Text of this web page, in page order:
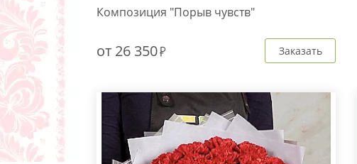
Композиция "Порыв чувств"
от 26 350 Заказать